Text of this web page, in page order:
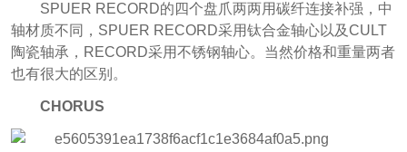
SPUER RECORD的四个盘爪两两用碳纤连接补强， 中
轴材质不同，SPUER RECORD采用钛合金轴心以及CULT
陶瓷轴承，RECORD采用不锈钢轴心。当然价格和重量两者
也有很大的区别。
CHORUS